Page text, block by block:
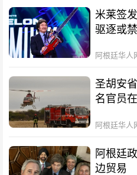
米莱签
驱逐或
阿根廷华人
圣胡安
名官员
阿根廷华人
阿根廷
边贸易